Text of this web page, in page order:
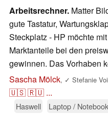
Kaufberatung
Deals
Forum
Arbeitsrechner. Matter
gute Tastatur,
Steckplatz - HP möchte
Marktanteile bei den
gewinnen. Das Vorhaben
Sascha Mölck, ✓ Stefanie
🇺🇸🇷🇺 ...
Haswell Laptop / Notebook